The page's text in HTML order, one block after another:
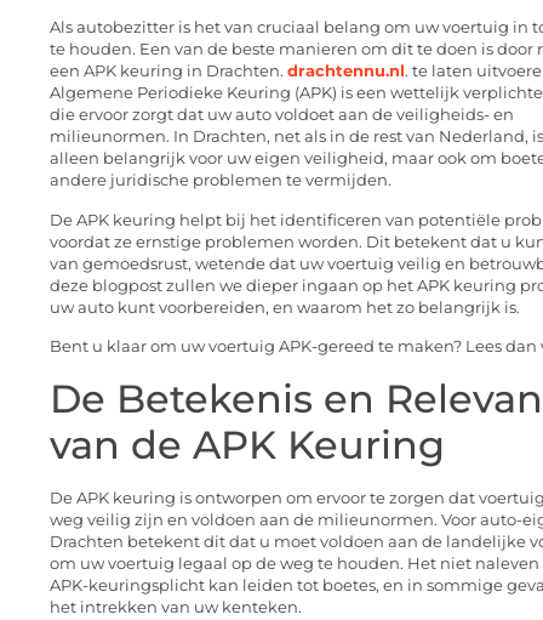
Als autobezitter is het van cruciaal belang om uw voertuig in
te houden. Een van de beste manieren om dit te doen is door
een APK keuring in Drachten. drachtennu.nl. te laten
Algemene Periodieke Keuring (APK) is een wettelijk
die ervoor zorgt dat uw auto voldoet aan de veiligheids- en
milieunormen. In Drachten, net als in de rest van Nederland,
alleen belangrijk voor uw eigen veiligheid, maar ook om
andere juridische problemen te vermijden.
De APK keuring helpt bij het identificeren van potentiële
voordat ze ernstige problemen worden. Dit betekent dat u
van gemoedsrust, wetende dat uw voertuig veilig en
deze blogpost zullen we dieper ingaan op het APK keuring
uw auto kunt voorbereiden, en waarom het zo belangrijk is.
Bent u klaar om uw voertuig APK-gereed te maken? Lees dan
De Betekenis en
van de APK Keuring
De APK keuring is ontworpen om ervoor te zorgen dat
weg veilig zijn en voldoen aan de milieunormen. Voor auto-
Drachten betekent dit dat u moet voldoen aan de landelijke
om uw voertuig legaal op de weg te houden. Het niet naleven
APK-keuringsplicht kan leiden tot boetes, en in sommige
het intrekken van uw kenteken.